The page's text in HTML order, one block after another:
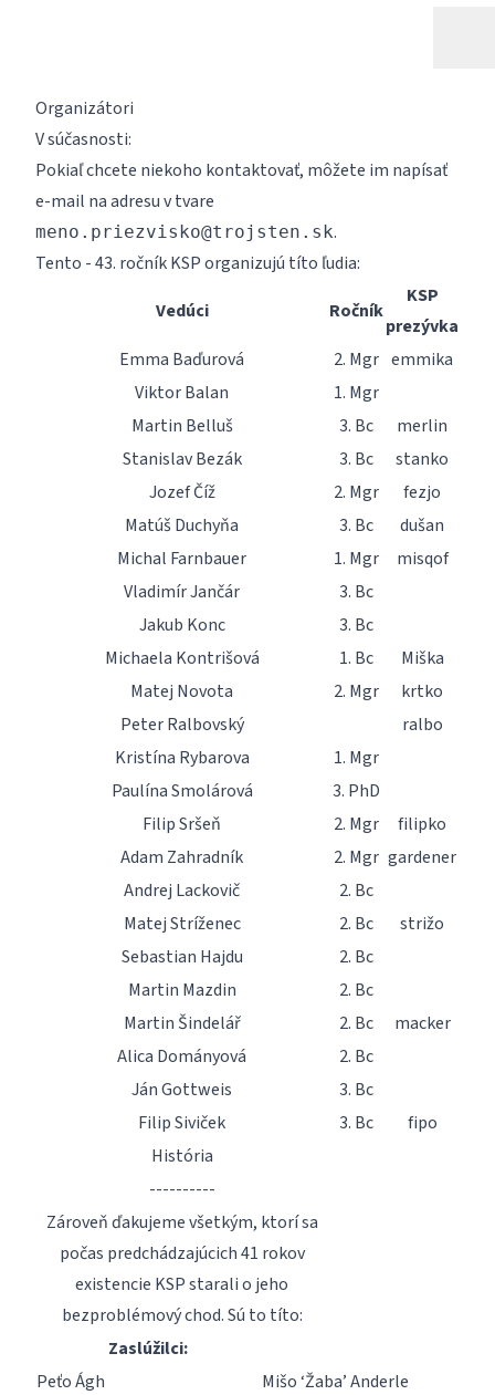
Organizátori
V súčasnosti:
Pokiaľ chcete niekoho kontaktovať, môžete im napísať
e-mail na adresu v tvare
meno.priezvisko@trojsten.sk.
Tento - 43. ročník KSP organizujú títo ľudia:
Vedúci
Ročník
KSP
prezývka
Emma Baďurová
2. Mgr emmika
Viktor Balan
1. Mgr
Martin Belluš
3. Bc
merlin
Stanislav Bezák
3. Bc
stanko
Jozef Číž
2. Mgr
fezjo
Matúš Duchyňa
3. Bc
dušan
Michal Farnbauer
1. Mgr
misqof
Vladimír Jančár
3. Bc
Jakub Konc
3. Bc
Michaela Kontrišová
1. Bc
Miška
Matej Novota
2. Mgr
krtko
Peter Ralbovský
ralbo
Kristína Rybarova
1. Mgr
Paulína Smolárová
3. PhD
Filip Sršeň
2. Mgr
filipko
Adam Zahradník
2. Mgr gardener
Andrej Lackovič
2. Bc
Matej Stríženec
2. Bc
strižo
Sebastian Hajdu
2. Bc
Martin Mazdin
2. Bc
Martin Šindelář
2. Bc
macker
Alica Dományová
2. Bc
Ján Gottweis
3. Bc
Filip Siviček
3. Bc
fipo
História
----------
Zároveň ďakujeme všetkým, ktorí sa
počas predchádzajúcich 41 rokov
existencie KSP starali o jeho
bezproblémový chod. Sú to títo:
Zaslúžilci:
Peťo Ágh
Mišo ‘Žaba’ Anderle